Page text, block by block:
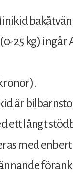
25 kg) ingår
är
ett långt
med